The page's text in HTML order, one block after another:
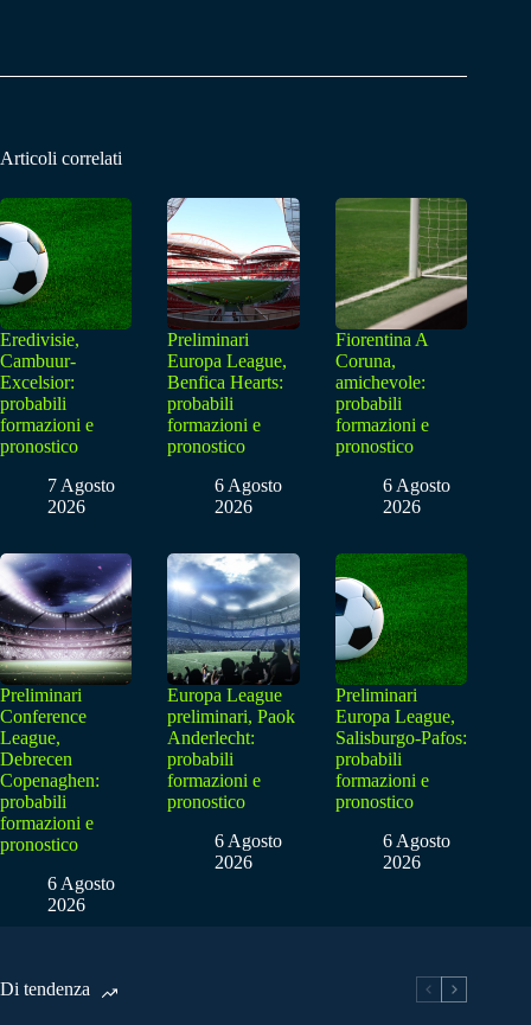
Articoli correlati
Eredivisie,
Cambuur-
Excelsior:
probabili
formazioni e
pronostico
7 Agosto
2026
Preliminari
Europa League,
Benfica Hearts:
probabili
formazioni e
pronostico
6 Agosto
2026
Fiorentina A
Coruna,
amichevole:
probabili
formazioni e
pronostico
6 Agosto
2026
Preliminari
Conference
League,
Debrecen
Copenaghen:
probabili
formazioni e
pronostico
6 Agosto
2026
Europa League
preliminari, Paok
Anderlecht:
probabili
formazioni e
pronostico
6 Agosto
2026
Preliminari
Europa League,
Salisburgo-Pafos:
probabili
formazioni e
pronostico
6 Agosto
2026
Di tendenza